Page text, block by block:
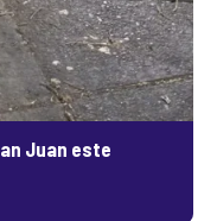
Juan este